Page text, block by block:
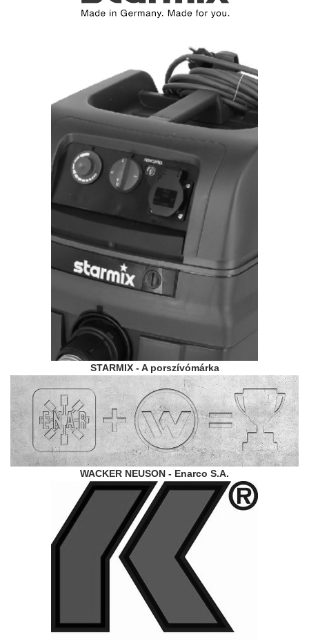
STARMIX - A porszívómárka
WACKER NEUSON - Enarco S.A.